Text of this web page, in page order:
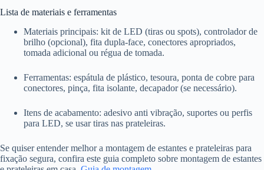
Lista de materiais e ferramentas
Materiais principais: kit de LED (tiras ou spots), controlador de
brilho (opcional), fita dupla-face, conectores apropriados,
tomada adicional ou régua de tomada.
Ferramentas: espátula de plástico, tesoura, ponta de cobre para
conectores, pinça, fita isolante, decapador (se necessário).
Itens de acabamento: adesivo anti vibração, suportes ou perfis
para LED, se usar tiras nas prateleiras.
Se quiser entender melhor a montagem de estantes e prateleiras para
fixação segura, confira este guia completo sobre montagem de estantes